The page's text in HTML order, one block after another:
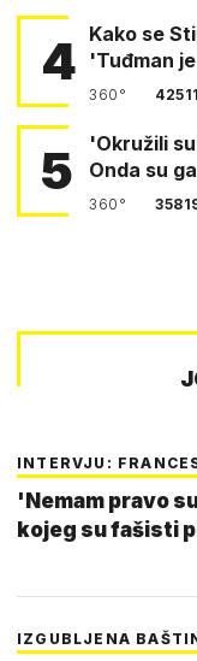
4 Kako se
'Tuđman
360° 42511
5
'Okružili
Onda su
360°
INTERVJU:
'Nemam pravo
kojeg su fašisti
IZGUBLJENA